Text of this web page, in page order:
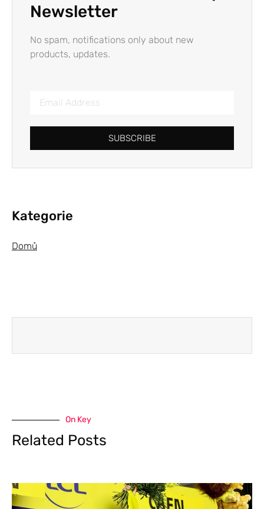
Newsletter
No spam, notifications only about new
products, updates.
SUBSCRIBE
Kategorie
Domů
On Key
Related Posts